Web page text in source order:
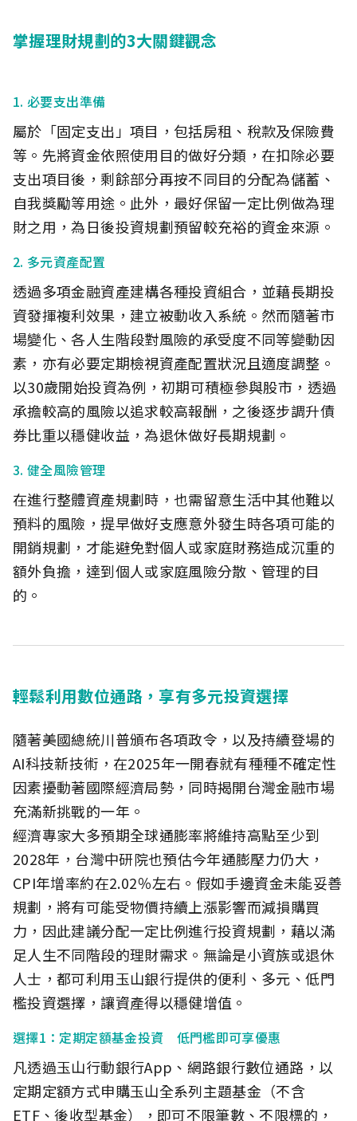
掌握理財規劃的3大關鍵觀念
1. 必要支出準備
屬於「固定支出」項目，包括房租、稅款及保險費
等。先將資金依照使用目的做好分類，在扣除必要
支出項目後，剩餘部分再按不同目的分配為儲蓄、
自我獎勵等用途。此外，最好保留一定比例做為理
財之用，為日後投資規劃預留較充裕的資金來源。
2. 多元資產配置
透過多項金融資產建構各種投資組合，並藉長期投
資發揮複利效果，建立被動收入系統。然而隨著市
場變化、各人生階段對風險的承受度不同等變動因
素，亦有必要定期檢視資產配置狀況且適度調整。
以30歲開始投資為例，初期可積極參與股市，透過
承擔較高的風險以追求較高報酬，之後逐步調升債
券比重以穩健收益，為退休做好長期規劃。
3. 健全風險管理
在進行整體資產規劃時，也需留意生活中其他難以
預料的風險，提早做好支應意外發生時各項可能的
開銷規劃，才能避免對個人或家庭財務造成沉重的
額外負擔，達到個人或家庭風險分散、管理的目
的。
輕鬆利用數位通路，享有多元投資選擇
隨著美國總統川普頒布各項政令，以及持續登場的
AI科技新技術，在2025年一開春就有種種不確定性
因素擾動著國際經濟局勢，同時揭開台灣金融市場
充滿新挑戰的一年。
經濟專家大多預期全球通膨率將維持高點至少到
2028年，台灣中研院也預估今年通膨壓力仍大，
CPI年增率約在2.02％左右。假如手邊資金未能妥善
規劃，將有可能受物價持續上漲影響而減損購買
力，因此建議分配一定比例進行投資規劃，藉以滿
足人生不同階段的理財需求。無論是小資族或退休
人士，都可利用玉山銀行提供的便利、多元、低門
檻投資選擇，讓資產得以穩健增值。
選擇1：定期定額基金投資 低門檻即可享優惠
凡透過玉山行動銀行App、網路銀行數位通路，以
定期定額方式申購玉山全系列主題基金（不含
ETF、後收型基金），即可不限筆數、不限標的，